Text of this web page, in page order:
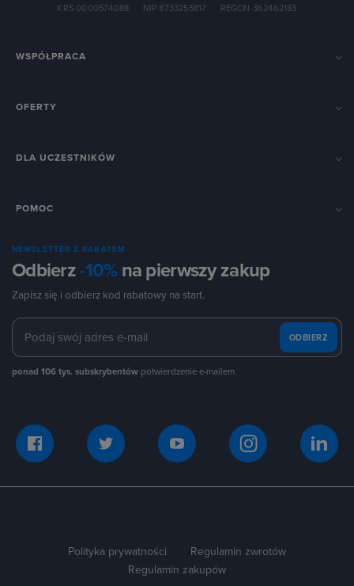
KRS 0000574088
NIP 8733255817 REGON 362462183
WSPÓŁPRACA
OFERTY
DLA UCZESTNIKÓW
POMOC
NEWSLETTER Z RABATEM
Odbierz-10%na pierwszy zakup
Zapisz się i odbierz kod rabatowy na start.
ODBIERZ
ponad 106 tys. subskrybentów potwierdzenie e-mailem
Polityka prywatności
Regulamin zwrotów
Regulamin zakupów